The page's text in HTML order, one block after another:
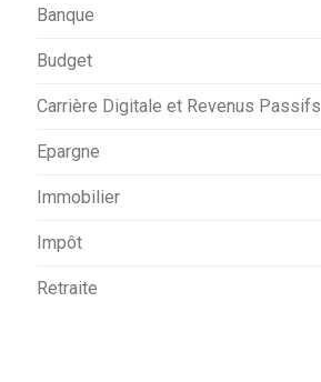
Banque
Budget
Carrière Digitale et Revenus Passifs
Epargne
Immobilier
Impôt
Retraite